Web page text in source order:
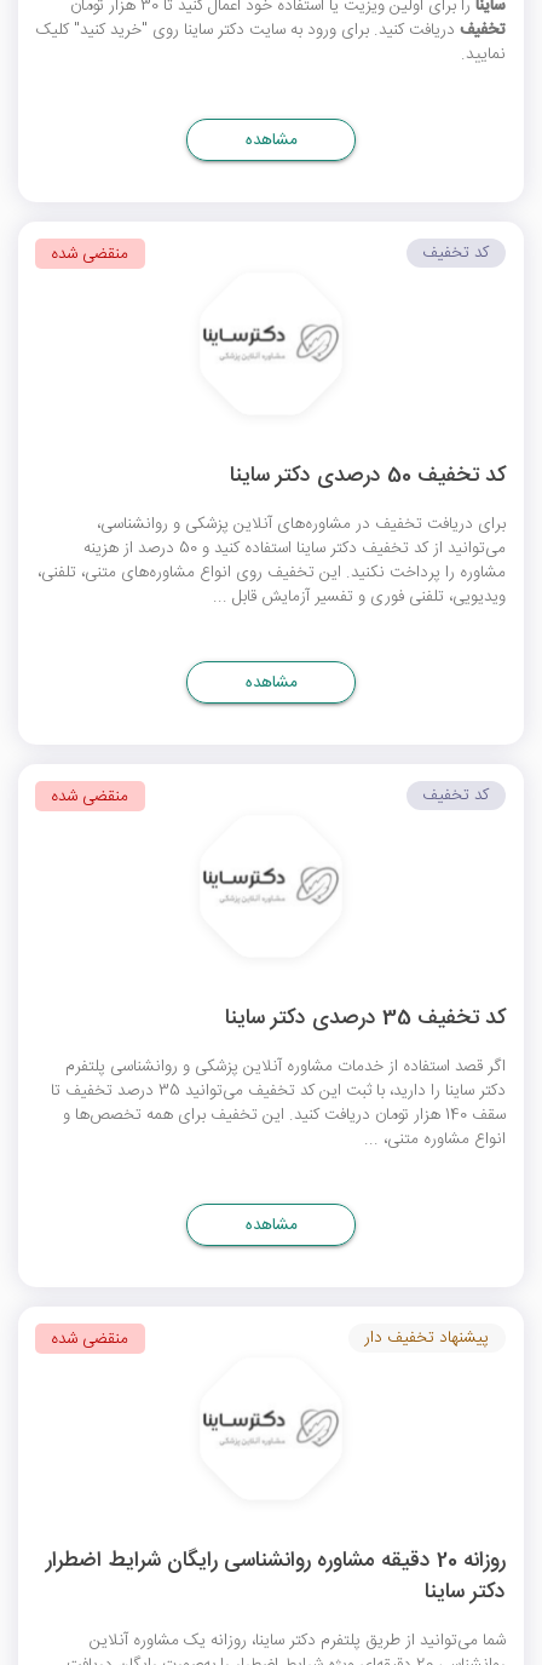
ساینا را برای اولین ویزیت یا استفاده خود اعمال کنید تا 30 هزار تومان
تخفیف دریافت کنید. برای ورود به سایت دکتر ساینا روی "خرید کنید" کلیک
نمایید.
مشاهده
کد تخفیف 50 درصدی دکتر ساینا
برای دریافت تخفیف در مشاوره‌های آنلاین پزشکی و روانشناسی،
می‌توانید از کد تخفیف دکتر ساینا استفاده کنید و 50 درصد از هزینه
مشاوره را پرداخت نکنید. این تخفیف روی انواع مشاوره‌های متنی، تلفنی،
ویدیویی، تلفنی فوری و تفسیر آزمایش قابل ...
کد تخفیف منقضی شده
مشاهده
کد تخفیف 35 درصدی دکتر ساینا
اگر قصد استفاده از خدمات مشاوره‌ آنلاین پزشکی و روانشناسی پلتفرم
دکتر ساینا را دارید، با ثبت این کد تخفیف می‌توانید 35 درصد تخفیف تا
سقف 140 هزار تومان دریافت کنید. این تخفیف برای همه تخصص‌ها و
انواع مشاوره متنی، ...
کد تخفیف منقضی شده
مشاهده
روزانه 20 دقیقه مشاوره روانشناسی رایگان شرایط اضطرار
دکتر ساینا
شما می‌توانید از طریق پلتفرم دکتر ساینا، روزانه یک مشاوره آنلاین
پیشنهاد تخفیف دار منقضی شده